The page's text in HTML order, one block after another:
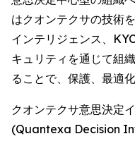
はクオンテクサの技術
インテリジェンス、
キュリティを通じて組
ることで、保護、最適
クオンテクサ意思決定
(Quantexa Decision